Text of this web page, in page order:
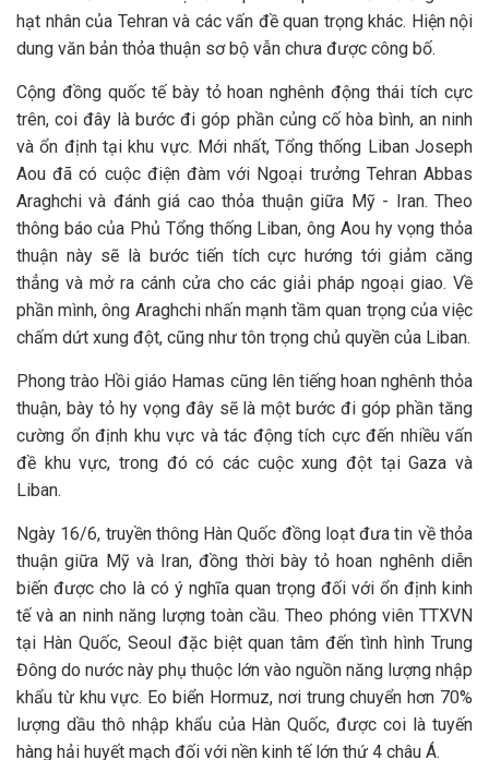
hạt nhân của Tehran và các vấn đề quan trọng khác. Hiện nội
dung văn bản thỏa thuận sơ bộ vẫn chưa được công bố.
Cộng đồng quốc tế bày tỏ hoan nghênh động thái tích cực
trên, coi đây là bước đi góp phần củng cố hòa bình, an ninh
và ổn định tại khu vực. Mới nhất, Tổng thống Liban Joseph
Aou đã có cuộc điện đàm với Ngoại trưởng Tehran Abbas
Araghchi và đánh giá cao thỏa thuận giữa Mỹ - Iran. Theo
thông báo của Phủ Tổng thống Liban, ông Aou hy vọng thỏa
thuận này sẽ là bước tiến tích cực hướng tới giảm căng
thẳng và mở ra cánh cửa cho các giải pháp ngoại giao. Về
phần mình, ông Araghchi nhấn mạnh tầm quan trọng của việc
chấm dứt xung đột, cũng như tôn trọng chủ quyền của Liban.
Phong trào Hồi giáo Hamas cũng lên tiếng hoan nghênh thỏa
thuận, bày tỏ hy vọng đây sẽ là một bước đi góp phần tăng
cường ổn định khu vực và tác động tích cực đến nhiều vấn
đề khu vực, trong đó có các cuộc xung đột tại Gaza và
Liban.
Ngày 16/6, truyền thông Hàn Quốc đồng loạt đưa tin về thỏa
thuận giữa Mỹ và Iran, đồng thời bày tỏ hoan nghênh diễn
biến được cho là có ý nghĩa quan trọng đối với ổn định kinh
tế và an ninh năng lượng toàn cầu. Theo phóng viên TTXVN
tại Hàn Quốc, Seoul đặc biệt quan tâm đến tình hình Trung
Đông do nước này phụ thuộc lớn vào nguồn năng lượng nhập
khẩu từ khu vực. Eo biển Hormuz, nơi trung chuyển hơn 70%
lượng dầu thô nhập khẩu của Hàn Quốc, được coi là tuyến
hàng hải huyết mạch đối với nền kinh tế lớn thứ 4 châu Á.